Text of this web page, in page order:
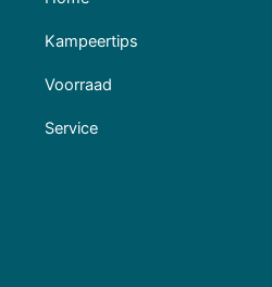
Kampeertips
Voorraad
Service